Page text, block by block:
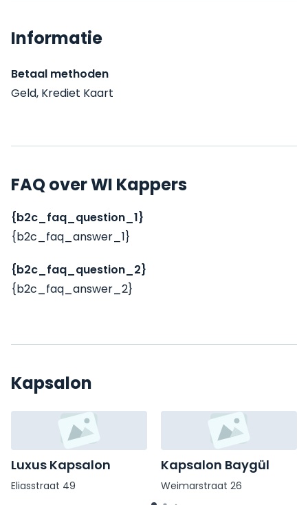
Informatie
Betaal methoden
Geld, Krediet Kaart
FAQ over WI Kappers
{b2c_faq_question_1}
{b2c_faq_answer_1}
{b2c_faq_question_2}
{b2c_faq_answer_2}
Kapsalon
Luxus Kapsalon
Eliasstraat 49
Kapsalon Baygül
Weimarstraat 26